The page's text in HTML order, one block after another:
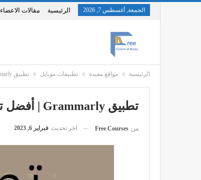
الجمعة, أغسطس 7, 2026 الرئيسية مقالات الاعضاء
الرئيسية مواقع مفيدة تطبيقات موبايل تطبيق Grammarly | أفضل تطبيق لتدقيق وتصحيح الكتابة باللغة الإنجليزية مجاناً!
تطبيق Grammarly | أفضل تطبيق لتدقيق وتصحيح الكتابة باللغة الإنجليزية مجاناً!
من Free Courses اخر تحديث فبراير 6, 2023